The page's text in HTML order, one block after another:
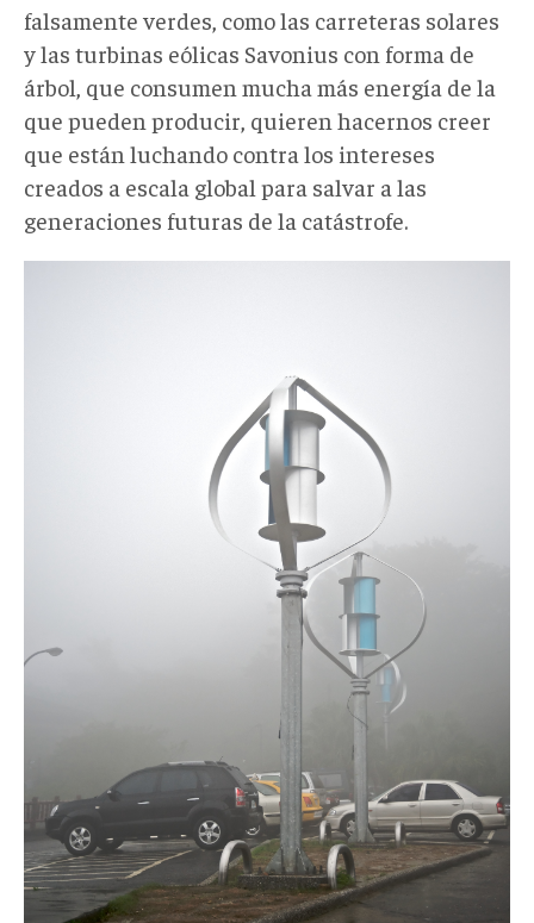
falsamente verdes, como las carreteras solares
y las turbinas eólicas Savonius con forma de
árbol, que consumen mucha más energía de la
que pueden producir, quieren hacernos creer
que están luchando contra los intereses
creados a escala global para salvar a las
generaciones futuras de la catástrofe.
farsaverde007.jpg